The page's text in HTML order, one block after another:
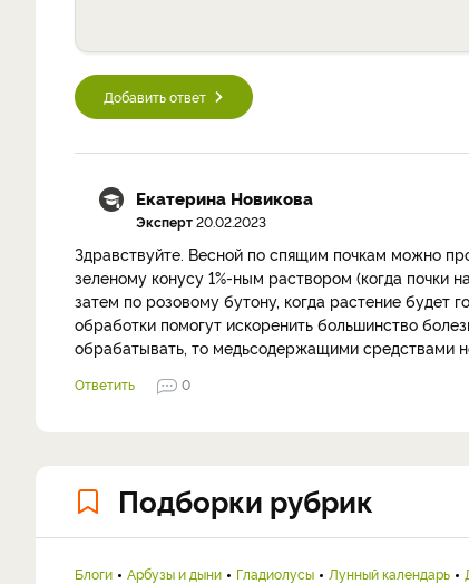
Добавить ответ
Екатерина Новикова
Эксперт20.02.2023
Здравствуйте. Весной по спящим почкам можно
зеленому конусу 1%-ным раствором (когда почки
затем по розовому бутону, когда растение будет
обработки помогут искоренить большинство
обрабатывать, то медьсодержащими средствами
Ответить 0
Подборки рубрик
Блоги Арбузы и дыни Гладиолусы Лунный календарь